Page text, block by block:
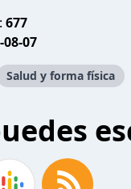
677
08-07
Salud y forma física